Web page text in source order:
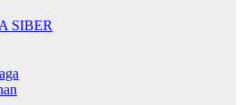
SIBER